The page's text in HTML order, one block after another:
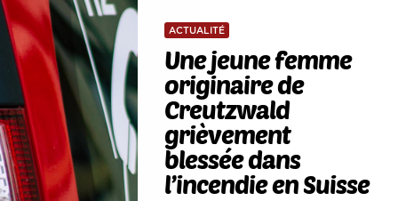
ACTUALITÉ
Une jeune femme
originaire de
Creutzwald
grièvement
blessée dans
l’incendie en Suisse